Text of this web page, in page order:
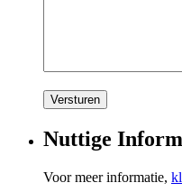
Nuttige
Voor meer informatie,